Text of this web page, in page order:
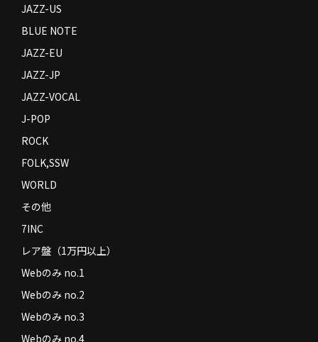
JAZZ-US
BLUE NOTE
JAZZ-EU
JAZZ-JP
JAZZ-VOCAL
J-POP
ROCK
FOLK,SSW
WORLD
その他
7INC
レア盤（1万円以上）
Webのみ no.1
Webのみ no.2
Webのみ no.3
Webのみ no.4